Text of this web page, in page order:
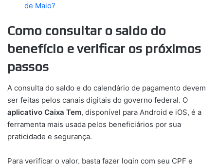
de Maio?
Como consultar o saldo do
benefício e verificar os próximos
passos
A consulta do saldo e do calendário de pagamento devem
ser feitas pelos canais digitais do governo federal. O
aplicativo Caixa Tem, disponível para Android e iOS, é a
ferramenta mais usada pelos beneficiários por sua
praticidade e segurança.
Para verificar o valor, basta fazer login com seu CPF e